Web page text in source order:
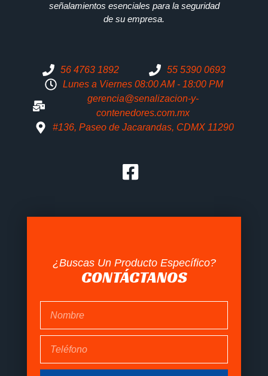
señalamientos esenciales para la seguridad
de su empresa.
56 4763 1892
55 5390 0693
Lunes a Viernes 08:00 AM - 18:00 PM
gerencia@senalizacion-y-
contenedores.com.mx
#136, Paseo de Jacarandas, CDMX 11290
¿Buscas Un Producto Específico?
CONTÁCTANOS